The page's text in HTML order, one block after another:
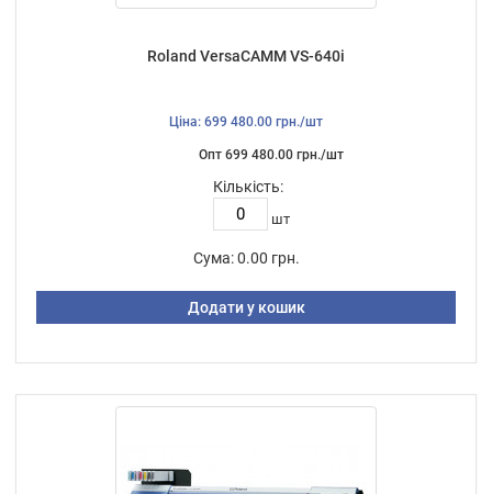
Roland VersaCAMM VS-640i
Ціна: 699 480.00 грн./шт
Опт 699 480.00 грн./шт
Кількість:
шт
Сума: 0.00 грн.
Додати у кошик